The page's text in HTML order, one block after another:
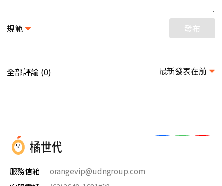
規範 發布
全部評論 (0) 最新發表在前
服務信箱
orangevip@udngroup.com